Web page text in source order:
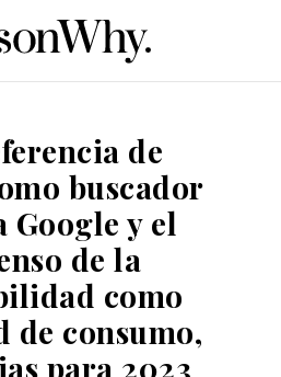
de
buscador
Google y el
de la
como
consumo,
para 2023